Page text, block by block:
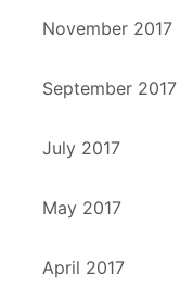
November 2017
September 2017
July 2017
May 2017
April 2017